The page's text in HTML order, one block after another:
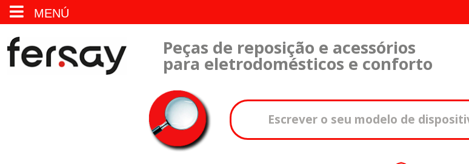
MENÚ
Peças de reposição e acessórios
para eletrodomésticos e conforto